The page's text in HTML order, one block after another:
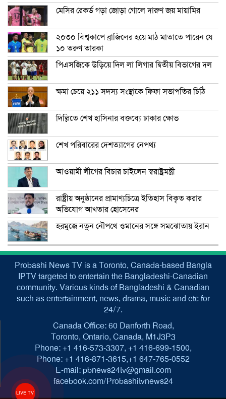
মেসির রেকর্ড গড়া জোড়া গোলে দারুণ জয় মায়ামির
২০৩০ বিশ্বকাপে ব্রাজিলের হয়ে মাঠ মাতাতে পারেন যে
১০ তরুণ তারকা
পিএসজিকে উড়িয়ে দিল লা লিগার দ্বিতীয় বিভাগের দল
ক্ষমা চেয়ে ২১১ সদস্য সংস্থাকে ফিফা সভাপতির চিঠি
দিল্লিতে শেখ হাসিনার বক্তব্যে ঢাকার ক্ষোভ
শেখ পরিবারের দেশত্যাগের নেপথ্য
আওয়ামী লীগের বিচার চাইলেন স্বরাষ্ট্রমন্ত্রী
রাষ্ট্রীয় অনুষ্ঠানের প্রামাণ্যচিত্রে ইতিহাস বিকৃত করার
অভিযোগ আখতার হোসেনের
হরমুজে নতুন নৌপথে ওমানের সঙ্গে সমঝোতায় ইরান
LIVE TV
Probashi News TV is a Toronto, Canada-based Bangla
IPTV targeted to entertain the Bangladeshi-Canadian
community. Various kinds of Bangladeshi & Canadian
such as entertainment, news, drama, music and etc for
24/7.
Canada Office: 60 Danforth Road,
Toronto, Ontario, Canada, M1J3P3
Phone: +1 416-573-3307, +1 416-699-1500,
Phone: +1 416-871-3615,+1 647-765-0552
E-mail: pbnews24tv@gmail.com
facebook.com/Probashitvnews24